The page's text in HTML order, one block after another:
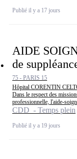
Publié il y a 17 jours
AIDE
de
75 - PARIS 15
Hôpital CORENTIN
Dans le respect des
professionnelle, l'aide-
CDD - Temps plein
Publié il y a 19 jours